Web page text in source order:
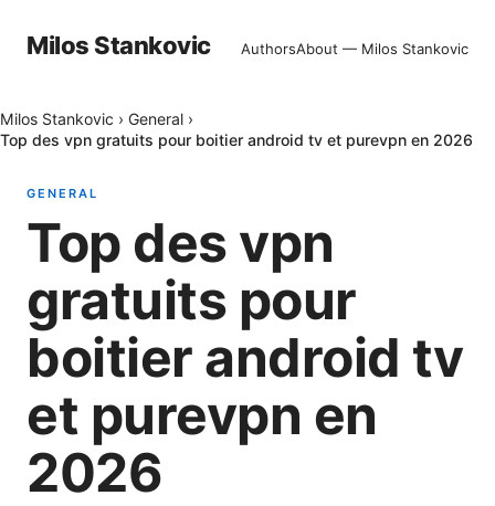
Milos Stankovic AuthorsAbout — Milos Stankovic
Milos Stankovic › General ›
Top des vpn gratuits pour boitier android tv et purevpn en 2026
GENERAL
Top des vpn
gratuits pour
boitier android tv
et purevpn en
2026